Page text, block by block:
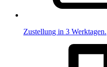
Zustellung in 3 Werktagen.